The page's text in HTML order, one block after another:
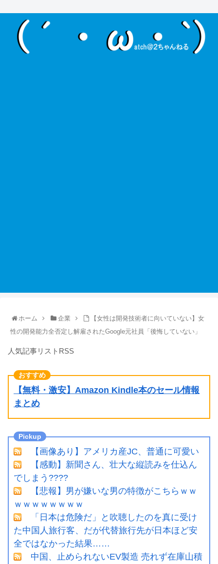
ホーム 企業
【女性は開発技術者に向いていない】女
性の開発能力全否定し解雇されたGoogle元社員「後悔していない」
人気記事リストRSS
【無料・激安】Amazon Kindle本のセール情報
まとめ
【画像あり】アメリカ産JC、普通に可愛い
【感動】新聞さん、壮大な縦読みを仕込ん
でしまう????
【悲報】男が嫌いな男の特徴がこちらｗｗ
ｗｗｗｗｗｗｗｗ
「日本は危険だ」と吹聴したのを真に受け
た中国人旅行客、だが代替旅行先が日本ほど安
全ではなかった結果……
中国、止められないEV製造 売れず在庫山積